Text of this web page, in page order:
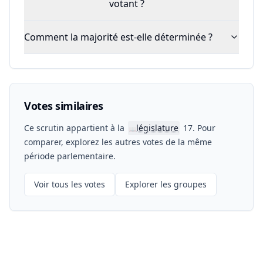
votant ?
Comment la majorité est-elle déterminée ?
Votes similaires
Ce scrutin appartient à la 📖législature 17. Pour
comparer, explorez les autres votes de la même
période parlementaire.
Voir tous les votes Explorer les groupes